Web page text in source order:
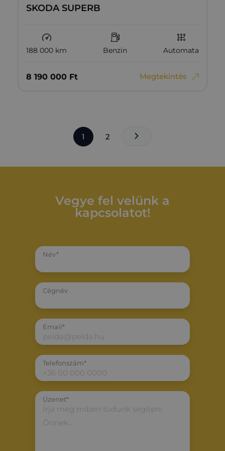
SKODA SUPERB
188 000 km Benzin Automata
8‏‏‎ ‎190‏‏‎ ‎000 Ft Megtekintés
1 2
Vegye fel velünk a
kapcsolatot!
Név*
Cégnév
Email*
Telefonszám*
Üzenet*